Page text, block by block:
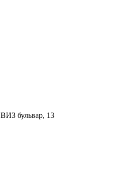
ВИЗ бульвар, 13